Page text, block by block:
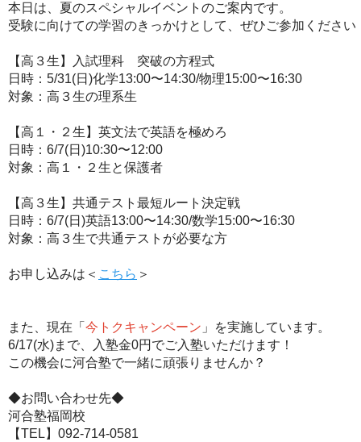
本日は、夏のスペシャルイベントのご案内です。
受験に向けての学習のきっかけとして、ぜひご参加ください
【高３生】入試理科 突破の方程式
日時：5/31(日)化学13:00〜14:30/物理15:00〜16:30
対象：高３生の理系生
【高１・２生】英文法で英語を極めろ
日時：6/7(日)10:30〜12:00
対象：高１・２生と保護者
【高３生】共通テスト最短ルート決定戦
日時：6/7(日)英語13:00〜14:30/数学15:00〜16:30
対象：高３生で共通テストが必要な方
お申し込みは＜ こちら ＞
また、現在「 今トクキャンペーン 」を実施しています。
6/17(水)まで、入塾金0円でご入塾いただけます！
この機会に河合塾で一緒に頑張りませんか？
◆お問い合わせ先◆
河合塾福岡校
【TEL】092-714-0581